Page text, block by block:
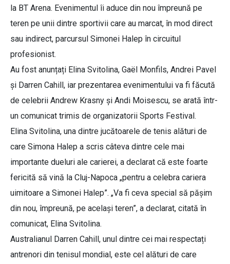
la BT Arena. Evenimentul îi aduce din nou împreună pe
teren pe unii dintre sportivii care au marcat, în mod direct
sau indirect, parcursul Simonei Halep în circuitul
profesionist.
Au fost anunțați Elina Svitolina, Gaël Monfils, Andrei Pavel
și Darren Cahill, iar prezentarea evenimentului va fi făcută
de celebrii Andrew Krasny și Andi Moisescu, se arată într-
un comunicat trimis de organizatorii Sports Festival.
Elina Svitolina, una dintre jucătoarele de tenis alături de
care Simona Halep a scris câteva dintre cele mai
importante dueluri ale carierei, a declarat că este foarte
fericită să vină la Cluj-Napoca „pentru a celebra cariera
uimitoare a Simonei Halep”. „Va fi ceva special să pășim
din nou, împreună, pe același teren”, a declarat, citată în
comunicat, Elina Svitolina.
Australianul Darren Cahill, unul dintre cei mai respectați
antrenori din tenisul mondial, este cel alături de care